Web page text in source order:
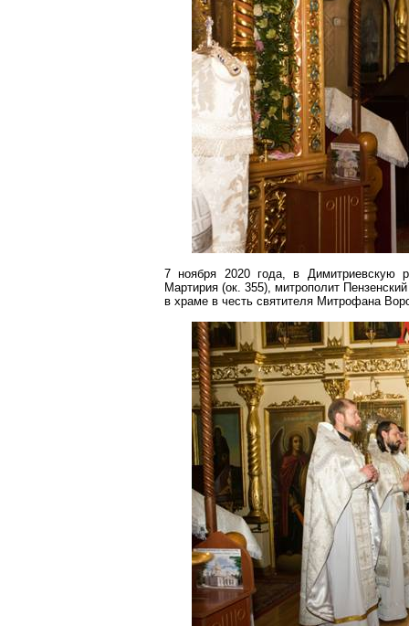
7 ноября 2020 года, в Димитриевскую
Мартирия (ок. 355), митрополит
в храме в честь святителя Митрофана